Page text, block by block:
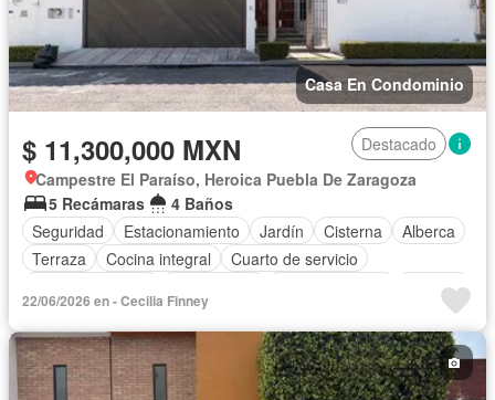
Casa En Condominio
$ 11,300,000 MXN
Destacado
Campestre El Paraíso, Heroica Puebla De Zaragoza
5 Recámaras
4 Baños
Seguridad
Estacionamiento Jardín Cisterna
Alberca
Terraza
Cocina integral
Cuarto de servicio
Bodega
Electricidad
Agua Cuarto de Limpieza
Cancha de tenis
Caseta de vigilancia
Despacho
Permite mascotas
Sin amueblar
22/06/2026 en - Cecilia Finney